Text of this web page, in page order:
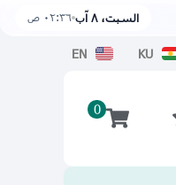
السبت، ٨ آب ٠٢:٣٦ ص
KU
EN
0
الآن على متجر أبل اضغط